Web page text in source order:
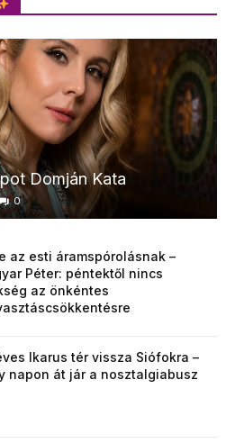
Domján Kata
0
az esti áramspórolásnak –
Péter: péntektől nincs
az önkéntes
Ikarus tér vissza Siófokra –
napon át jár a nosztalgiabusz